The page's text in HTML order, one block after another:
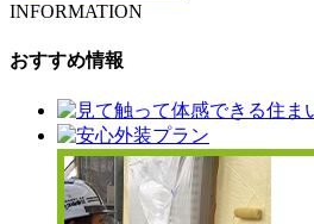
INFORMATION
おすすめ情報